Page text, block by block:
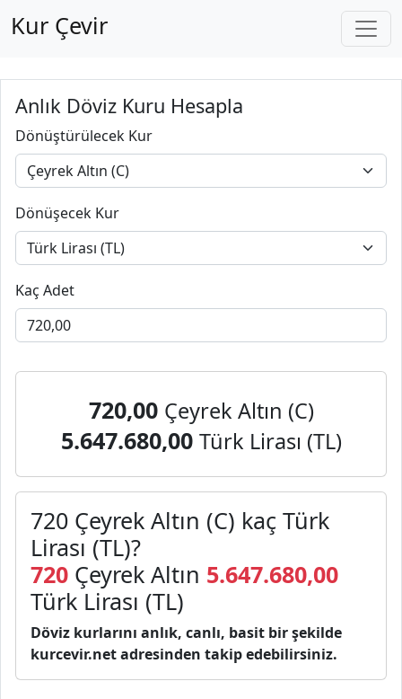
Kur Çevir
Anlık Döviz Kuru Hesapla
Dönüştürülecek Kur
Dönüşecek Kur
Kaç Adet
720,00 Çeyrek Altın (C)
5.647.680,00 Türk Lirası (TL)
720 Çeyrek Altın (C) kaç Türk
Lirası (TL)?
720 Çeyrek Altın 5.647.680,00
Türk Lirası (TL)
Döviz kurlarını anlık, canlı, basit bir şekilde
kurcevir.net adresinden takip edebilirsiniz.